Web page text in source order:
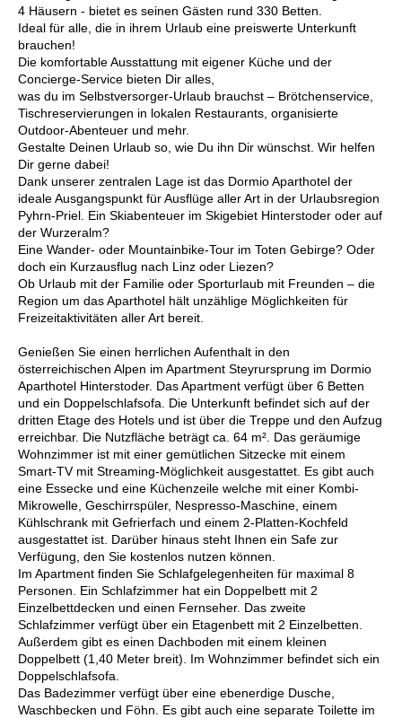
4 Häusern - bietet es seinen Gästen rund 330 Betten.
Ideal für alle, die in ihrem Urlaub eine preiswerte Unterkunft
brauchen!
Die komfortable Ausstattung mit eigener Küche und der
Concierge-Service bieten Dir alles,
was du im Selbstversorger-Urlaub brauchst – Brötchenservice,
Tischreservierungen in lokalen Restaurants, organisierte
Outdoor-Abenteuer und mehr.
Gestalte Deinen Urlaub so, wie Du ihn Dir wünschst. Wir helfen
Dir gerne dabei!
Dank unserer zentralen Lage ist das Dormio Aparthotel der
ideale Ausgangspunkt für Ausflüge aller Art in der Urlaubsregion
Pyhrn-Priel. Ein Skiabenteuer im Skigebiet Hinterstoder oder auf
der Wurzeralm?
Eine Wander- oder Mountainbike-Tour im Toten Gebirge? Oder
doch ein Kurzausflug nach Linz oder Liezen?
Ob Urlaub mit der Familie oder Sporturlaub mit Freunden – die
Region um das Aparthotel hält unzählige Möglichkeiten für
Freizeitaktivitäten aller Art bereit.
Genießen Sie einen herrlichen Aufenthalt in den
österreichischen Alpen im Apartment Steyrursprung im Dormio
Aparthotel Hinterstoder. Das Apartment verfügt über 6 Betten
und ein Doppelschlafsofa. Die Unterkunft befindet sich auf der
dritten Etage des Hotels und ist über die Treppe und den Aufzug
erreichbar. Die Nutzfläche beträgt ca. 64 m². Das geräumige
Wohnzimmer ist mit einer gemütlichen Sitzecke mit einem
Smart-TV mit Streaming-Möglichkeit ausgestattet. Es gibt auch
eine Essecke und eine Küchenzeile welche mit einer Kombi-
Mikrowelle, Geschirrspüler, Nespresso-Maschine, einem
Kühlschrank mit Gefrierfach und einem 2-Platten-Kochfeld
ausgestattet ist. Darüber hinaus steht Ihnen ein Safe zur
Verfügung, den Sie kostenlos nutzen können.
Im Apartment finden Sie Schlafgelegenheiten für maximal 8
Personen. Ein Schlafzimmer hat ein Doppelbett mit 2
Einzelbettdecken und einen Fernseher. Das zweite
Schlafzimmer verfügt über ein Etagenbett mit 2 Einzelbetten.
Außerdem gibt es einen Dachboden mit einem kleinen
Doppelbett (1,40 Meter breit). Im Wohnzimmer befindet sich ein
Doppelschlafsofa.
Das Badezimmer verfügt über eine ebenerdige Dusche,
Waschbecken und Föhn. Es gibt auch eine separate Toilette im